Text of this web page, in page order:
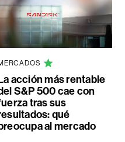
acción más rentable
S&P 500 cae con
tras sus
qué
al mercado